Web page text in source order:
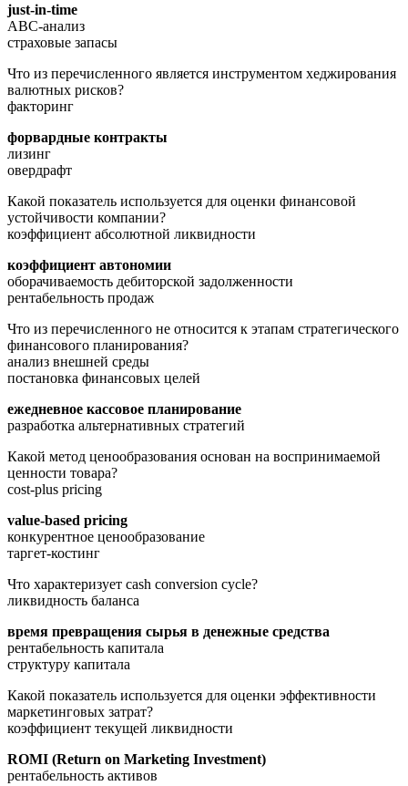
just-in-time
ABC-анализ
страховые запасы
Что из перечисленного является инструментом хеджирования
валютных рисков?
факторинг
форвардные контракты
лизинг
овердрафт
Какой показатель используется для оценки финансовой
устойчивости компании?
коэффициент абсолютной ликвидности
коэффициент автономии
оборачиваемость дебиторской задолженности
рентабельность продаж
Что из перечисленного не относится к этапам стратегического
финансового планирования?
анализ внешней среды
постановка финансовых целей
ежедневное кассовое планирование
разработка альтернативных стратегий
Какой метод ценообразования основан на воспринимаемой
ценности товара?
cost-plus pricing
value-based pricing
конкурентное ценообразование
таргет-костинг
Что характеризует cash conversion cycle?
ликвидность баланса
время превращения сырья в денежные средства
рентабельность капитала
структуру капитала
Какой показатель используется для оценки эффективности
маркетинговых затрат?
коэффициент текущей ликвидности
ROMI (Return on Marketing Investment)
рентабельность активов